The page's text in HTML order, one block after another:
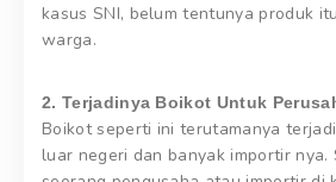
kasus SNI, belum tentunya produk
warga.
2. Terjadinya Boikot Untuk
Boikot seperti ini terutamanya
luar negeri dan banyak importir nya.